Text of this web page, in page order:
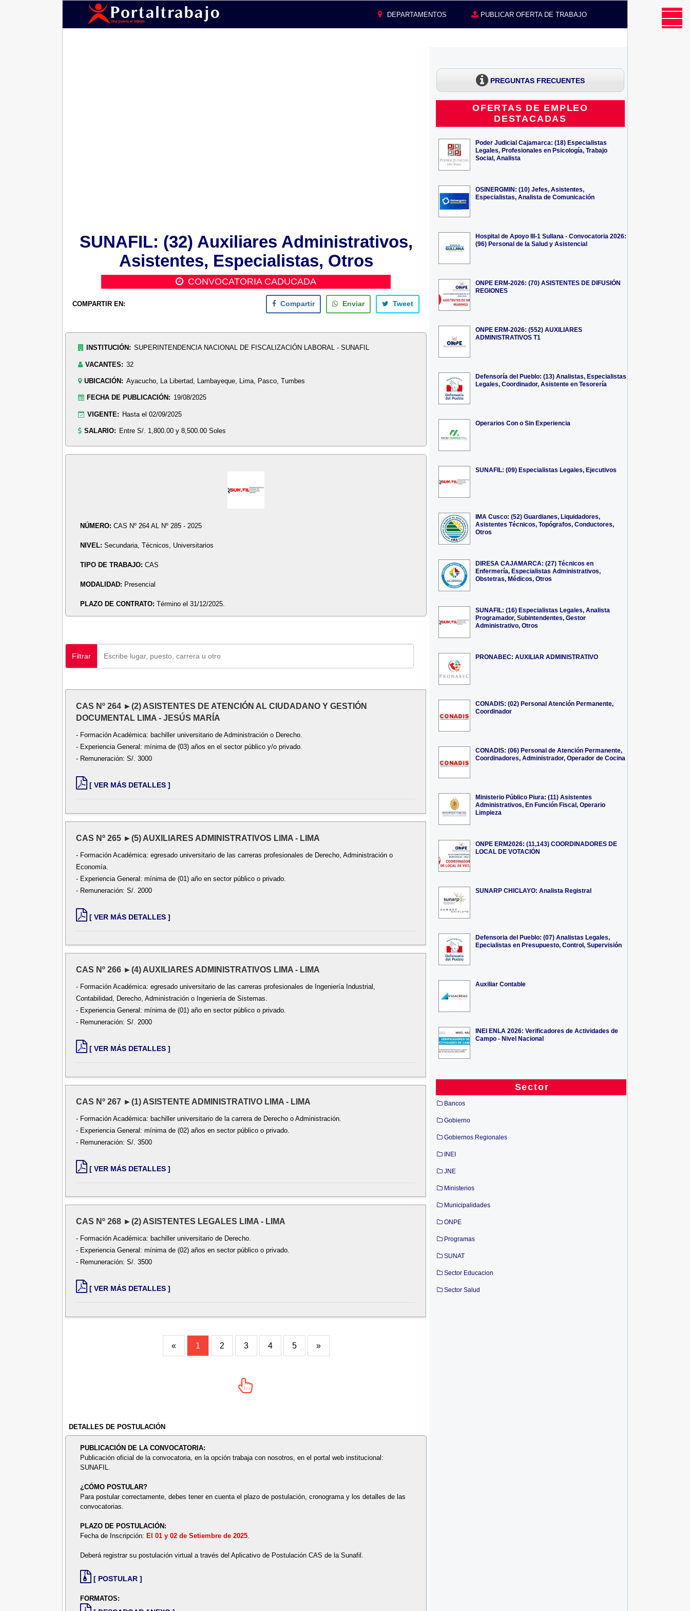
DEPARTAMENTOS PUBLICAR OFERTA DE TRABAJO
SUNAFIL: (32) Auxiliares Administrativos,
Asistentes, Especialistas, Otros
CONVOCATORIA CADUCADA
COMPARTIR EN: Compartir Enviar Tweet
INSTITUCIÓN: SUPERINTENDENCIA NACIONAL DE FISCALIZACIÓN LABORAL - SUNAFIL
VACANTES: 32
UBICACIÓN: Ayacucho, La Libertad, Lambayeque, Lima, Pasco, Tumbes
FECHA DE PUBLICACIÓN: 19/08/2025
VIGENTE: Hasta el 02/09/2025
SALARIO: Entre S/. 1,800.00 y 8,500.00 Soles
NÚMERO:CAS Nº 264 AL Nº 285 - 2025
NIVEL:Secundaria, Técnicos, Universitarios
TIPO DE TRABAJO:CAS
MODALIDAD: Presencial
PLAZO DE CONTRATO:Término el 31/12/2025.
Filtrar
CAS Nº 264 ►(2) ASISTENTES DE ATENCIÓN AL CIUDADANO Y GESTIÓN
DOCUMENTAL LIMA - JESÚS MARÍA
- Formación Académica: bachiller universitario de Administración o Derecho.
- Experiencia General: mínima de (03) años en el sector público y/o privado.
- Remuneración: S/. 3000
[ VER MÁS DETALLES ]
CAS Nº 265 ►(5) AUXILIARES ADMINISTRATIVOS LIMA - LIMA
- Formación Académica: egresado universitario de las carreras profesionales de Derecho, Administración o
Economía.
- Experiencia General: mínima de (01) año en sector público o privado.
- Remuneración: S/. 2000
[ VER MÁS DETALLES ]
CAS Nº 266 ►(4) AUXILIARES ADMINISTRATIVOS LIMA - LIMA
- Formación Académica: egresado universitario de las carreras profesionales de Ingeniería Industrial,
Contabilidad, Derecho, Administración o Ingeniería de Sistemas.
- Experiencia General: mínima de (01) año en sector público o privado.
- Remuneración: S/. 2000
[ VER MÁS DETALLES ]
CAS Nº 267 ►(1) ASISTENTE ADMINISTRATIVO LIMA - LIMA
- Formación Académica: bachiller universitario de la carrera de Derecho o Administración.
- Experiencia General: mínima de (02) años en sector público o privado.
- Remuneración: S/. 3500
[ VER MÁS DETALLES ]
CAS Nº 268 ►(2) ASISTENTES LEGALES LIMA - LIMA
- Formación Académica: bachiller universitario de Derecho.
- Experiencia General: mínima de (02) años en sector público o privado.
- Remuneración: S/. 3500
[ VER MÁS DETALLES ]
« 1 2 3 4 5 »
DETALLES DE POSTULACIÓN
PUBLICACIÓN DE LA CONVOCATORIA:
Publicación oficial de la convocatoria, en la opción trabaja con nosotros, en el portal web institucional:
SUNAFIL.
¿CÓMO POSTULAR?
Para postular correctamente, debes tener en cuenta el plazo de postulación, cronograma y los detalles de las
convocatorias.
PLAZO DE POSTULACIÓN:
Fecha de Inscripción:El 01 y 02 de Setiembre de 2025
Deberá registrar su postulación virtual a través del Aplicativo de Postulación CAS de la Sunafil.
[ POSTULAR ]
FORMATOS:
PREGUNTAS FRECUENTES
OFERTAS DE EMPLEO
DESTACADAS
Poder Judicial Cajamarca: (18) Especialistas
Legales, Profesionales en Psicología, Trabajo
Social, Analista
OSINERGMIN: (10) Jefes, Asistentes,
Especialistas, Analista de Comunicación
Hospital de Apoyo III-1 Sullana - Convocatoria 2026:
(96) Personal de la Salud y Asistencial
ONPE ERM-2026: (70) ASISTENTES DE DIFUSIÓN
REGIONES
ONPE ERM-2026: (552) AUXILIARES
ADMINISTRATIVOS T1
Defensoría del Pueblo: (13) Analistas, Especialistas
Legales, Coordinador, Asistente en Tesorería
Operarios Con o Sin Experiencia
SUNAFIL: (09) Especialistas Legales, Ejecutivos
IMA Cusco: (52) Guardianes, Liquidadores,
Asistentes Técnicos, Topógrafos, Conductores,
Otros
DIRESA CAJAMARCA: (27) Técnicos en
Enfermería, Especialistas Administrativos,
Obstetras, Médicos, Otros
SUNAFIL: (16) Especialistas Legales, Analista
Programador, Subintendentes, Gestor
Administrativo, Otros
PRONABEC: AUXILIAR ADMINISTRATIVO
CONADIS: (02) Personal Atención Permanente,
Coordinador
CONADIS: (06) Personal de Atención Permanente,
Coordinadores, Administrador, Operador de Cocina
Ministerio Público Piura: (11) Asistentes
Administrativos, En Función Fiscal, Operario
Limpieza
ONPE ERM2026: (11,143) COORDINADORES DE
LOCAL DE VOTACIÓN
SUNARP CHICLAYO: Analista Registral
Defensoria del Pueblo: (07) Analistas Legales,
Epecialistas en Presupuesto, Control, Supervisión
Auxiliar Contable
INEI ENLA 2026: Verificadores de Actividades de
Campo - Nivel Nacional
Sector
Bancos
Gobierno
Gobiernos Regionales
INEI
JNE
Ministerios
Municipalidades
ONPE
Programas
SUNAT
Sector Educacion
Sector Salud